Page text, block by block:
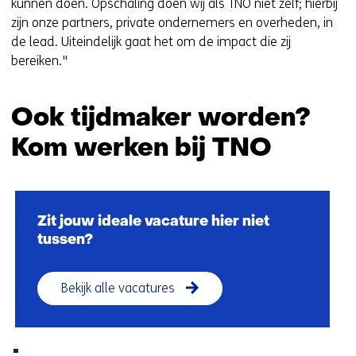
kunnen doen. Opschaling doen wij als TNO niet zelf; hierbij
zijn onze partners, private ondernemers en overheden, in
de lead. Uiteindelijk gaat het om de impact die zij
bereiken."
Ook tijdmaker worden?
Kom werken bij TNO
navigatie
over
worden?
Kom
werken
bij
Zit jouw ideale vacature hier niet
tussen?
Bekijk alle vacatures